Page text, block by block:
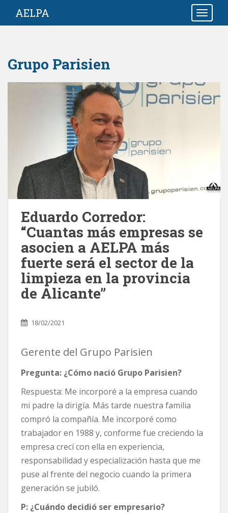
i
AELPA
Grupo Parisien
Eduardo Corredor:
“Cuantas más empresas se
asocien a AELPA más
fuerte será el sector de la
limpieza en la provincia
de Alicante”
18/02/2021
Gerente del Grupo Parisien
Pregunta: ¿Cómo nació Grupo Parisien?
Respuesta: Me incorporé a la empresa cuando
mi padre la dirigía. Más tarde nuestra familia
compró la compañía. Me incorporé como
trabajador en 1988 y, conforme fue creciendo la
empresa crecí con ella en experiencia,
responsabilidad y especialización hasta que me
puse al frente del negocio cuando la primera
generación se jubiló.
P: ¿Cuándo decidió ser empresario?